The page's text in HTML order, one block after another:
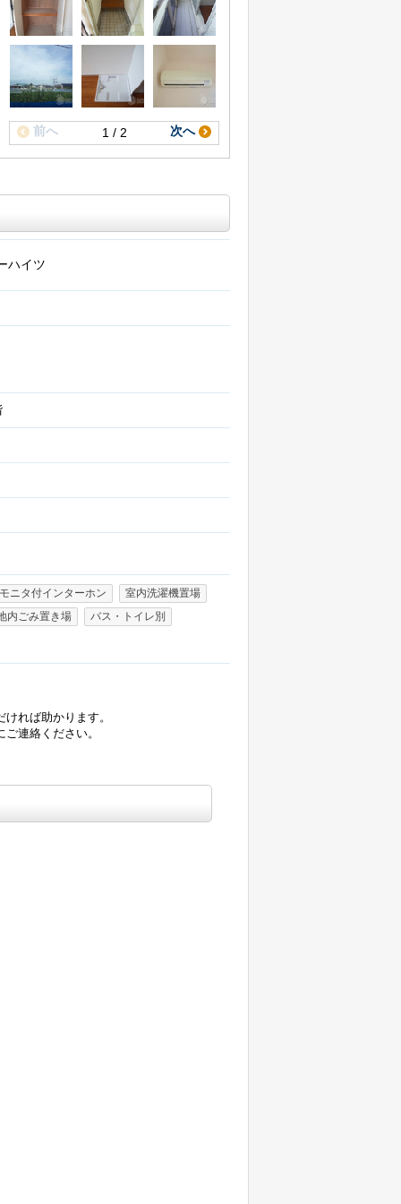
1 / 2
前へ 次へ
ハイツ
ニタ付インターホン
室内洗濯機置場
内ごみ置き場
バス・トイレ別
れば助かります。
連絡ください。